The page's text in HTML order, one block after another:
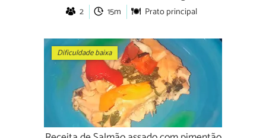
2 15m Prato principal
Dificuldade baixa